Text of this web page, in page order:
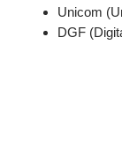
Unicom
DGF